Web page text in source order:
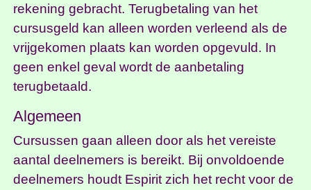
rekening gebracht. Terugbetaling van het
cursusgeld kan alleen worden verleend als de
vrijgekomen plaats kan worden opgevuld. In
geen enkel geval wordt de aanbetaling
terugbetaald.
Algemeen
Cursussen gaan alleen door als het vereiste
aantal deelnemers is bereikt. Bij onvoldoende
deelnemers houdt Espirit zich het recht voor de